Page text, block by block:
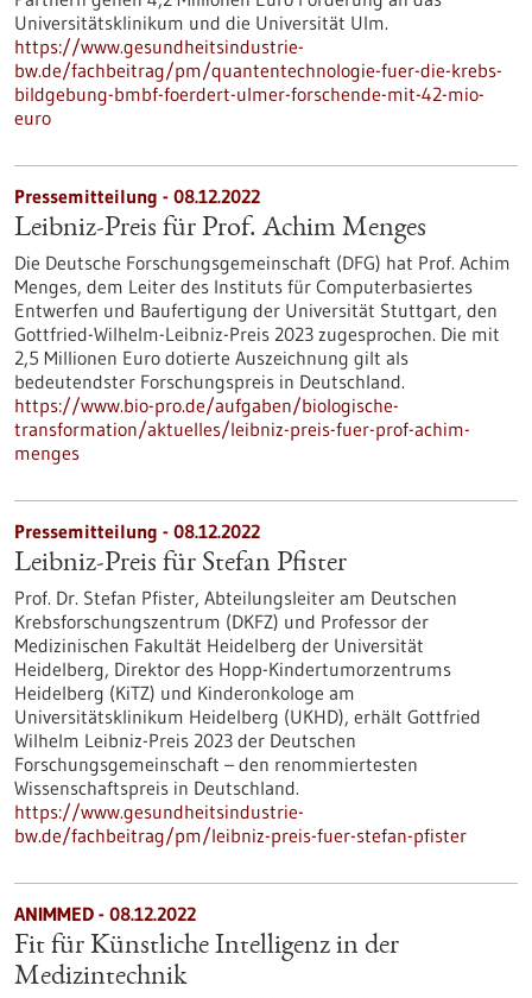
Universitätsklinikum und die Universität Ulm.
https://www.gesundheitsindustrie-
bw.de/fachbeitrag/pm/quantentechnologie-fuer-die-krebs-
bildgebung-bmbf-foerdert-ulmer-forschende-mit-42-mio-
euro
Pressemitteilung - 08.12.2022
Leibniz-Preis für Prof. Achim Menges
Die Deutsche Forschungsgemeinschaft (DFG) hat Prof. Achim
Menges, dem Leiter des Instituts für Computerbasiertes
Entwerfen und Baufertigung der Universität Stuttgart, den
Gottfried-Wilhelm-Leibniz-Preis 2023 zugesprochen. Die mit
2,5 Millionen Euro dotierte Auszeichnung gilt als
bedeutendster Forschungspreis in Deutschland.
https://www.bio-pro.de/aufgaben/biologische-
transformation/aktuelles/leibniz-preis-fuer-prof-achim-
menges
Pressemitteilung - 08.12.2022
Leibniz-Preis für Stefan Pfister
Prof. Dr. Stefan Pfister, Abteilungsleiter am Deutschen
Krebsforschungszentrum (DKFZ) und Professor der
Medizinischen Fakultät Heidelberg der Universität
Heidelberg, Direktor des Hopp-Kindertumorzentrums
Heidelberg (KiTZ) und Kinderonkologe am
Universitätsklinikum Heidelberg (UKHD), erhält Gottfried
Wilhelm Leibniz-Preis 2023 der Deutschen
Forschungsgemeinschaft – den renommiertesten
Wissenschaftspreis in Deutschland.
https://www.gesundheitsindustrie-
bw.de/fachbeitrag/pm/leibniz-preis-fuer-stefan-pfister
ANIMMED - 08.12.2022
Fit für Künstliche Intelligenz in der
Medizintechnik